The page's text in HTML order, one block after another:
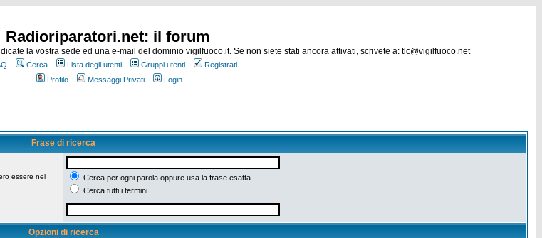
Radioriparatori.net: il forum
la vostra sede ed una e-mail del dominio vigilfuoco.it. Se non siete stati ancora attivati, scrivete a: tlc@vigilfuoco.net
Cerca Lista degli utenti Gruppi utenti
Registrati
Profilo
Messaggi Privati Login
Frase di ricerca
essere nel
Cerca per ogni parola oppure usa la frase esatta
Cerca tutti i termini
Opzioni di ricerca